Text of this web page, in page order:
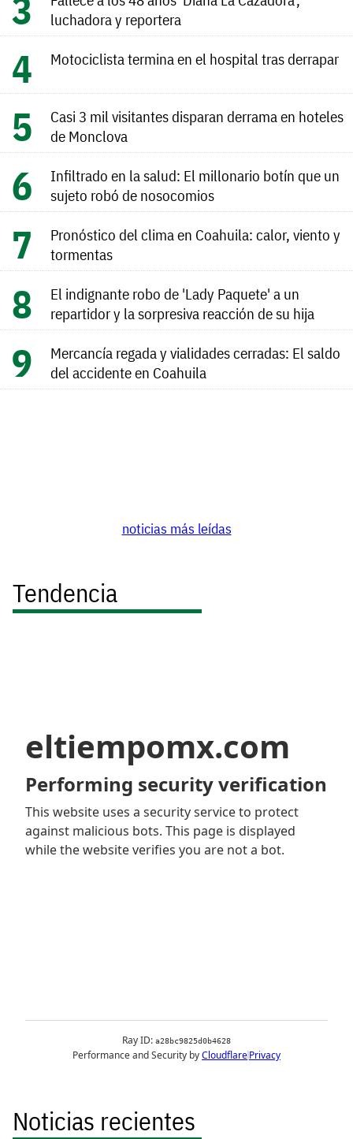
luchadora y reportera
Motociclista termina en el hospital tras derrapar
Casi 3 mil visitantes disparan derrama en hoteles
de Monclova
Infiltrado en la salud: El millonario botín que un
sujeto robó de nosocomios
Pronóstico del clima en Coahuila: calor, viento y
tormentas
El indignante robo de 'Lady Paquete' a un
repartidor y la sorpresiva reacción de su hija
Mercancía regada y vialidades cerradas: El saldo
del accidente en Coahuila
noticias más leídas
Tendencia
Noticias recientes